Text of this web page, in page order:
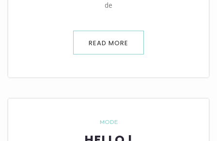
de
READ MORE
MODE